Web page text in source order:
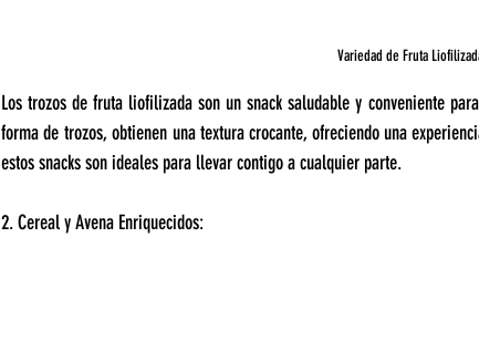
Variedad de Fruta
Los trozos de fruta liofilizada son un snack saludable y conveniente
forma de trozos, obtienen una textura crocante, ofreciendo una
estos snacks son ideales para llevar contigo a cualquier parte.
2. Cereal y Avena Enriquecidos: